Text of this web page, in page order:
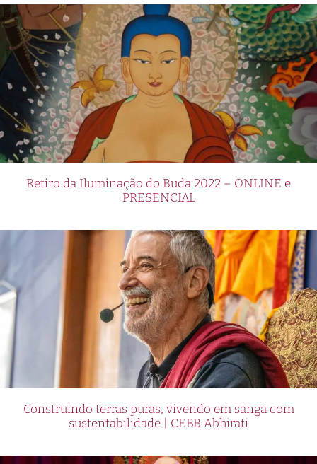
Retiro da Iluminação do Buda 2022 – ONLINE e
PRESENCIAL
Construindo terras puras, vivendo em sanga com
sustentabilidade | CEBB Abhirati